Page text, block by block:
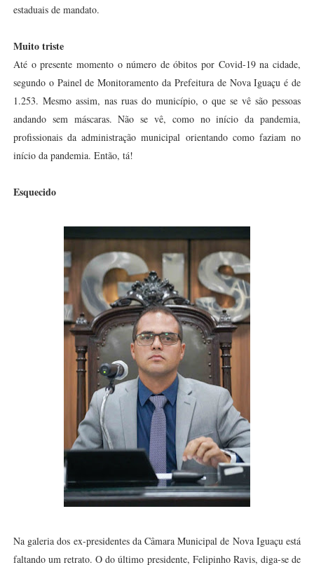
estaduais de mandato.
Muito triste
Até o presente momento o número de óbitos por Covid-19 na cidade,
segundo o Painel de Monitoramento da Prefeitura de Nova Iguaçu é de
1.253. Mesmo assim, nas ruas do município, o que se vê são pessoas
andando sem máscaras. Não se vê, como no início da pandemia,
profissionais da administração municipal orientando como faziam no
início da pandemia. Então, tá!
Esquecido
Na galeria dos ex-presidentes da Câmara Municipal de Nova Iguaçu está
faltando um retrato. O do último presidente, Felipinho Ravis, diga-se de